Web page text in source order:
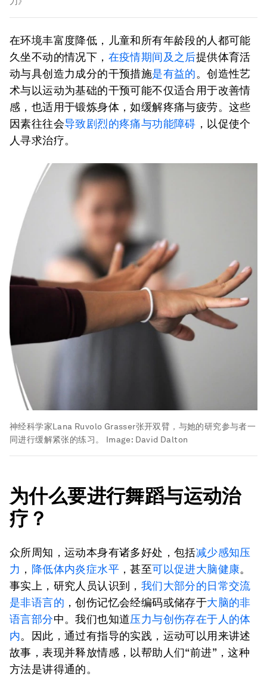
在环境丰富度降低，儿童和所有年龄段的人都可能
久坐不动的情况下， 在疫情期间及之后提供体育活
动与具创造力成分的干预措施是有益的。创造性艺
术与以运动为基础的干预可能不仅适合用于改善情
感，也适用于锻炼身体，如缓解疼痛与疲劳。这些
因素往往会导致剧烈的疼痛与功能障碍 ，以促使个
人寻求治疗。
神经科学家Lana Ruvolo Grasser张开双臂，与她的研究参与者一
同进行缓解紧张的练习。
Image: David Dalton
为什么要进行舞蹈与运动治
疗？
众所周知，运动本身有诸多好处，包括减少感知压
力 ， 降低体内炎症水平 ，甚至可以促进大脑健康。
事实上，研究人员认识到， 我们大部分的日常交流
是非语言的 ，创伤记忆会经编码或储存于大脑的非
语言部分中。我们也知道压力与创伤存在于人的体
内。因此，通过有指导的实践，运动可以用来讲述
故事，表现并释放情感，以帮助人们“前进”，这种
方法是讲得通的。